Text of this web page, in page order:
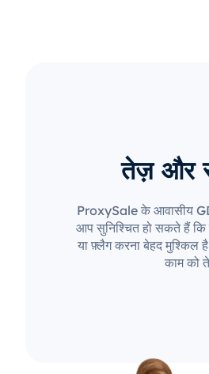
तेज़ और
ProxySale के आवासीय
आप सुनिश्चित हो सकते हैं कि
या फ़्लैग करना बेहद मुश्किल
काम को